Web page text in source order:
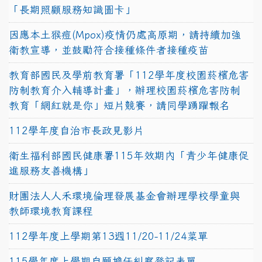
「長期照顧服務知識圖卡」
因應本土猴痘(Mpox)疫情仍處高原期，請持續加強
衛教宣導，並鼓勵符合接種條件者接種疫苗
教育部國民及學前教育署「112學年度校園菸檳危害
防制教育介入輔導計畫」，辦理校園菸檳危害防制
教育「網紅就是你」短片競賽，請同學踴躍報名
112學年度自治市長政見影片
衛生福利部國民健康署115年效期內「青少年健康促
進服務友善機構」
財團法人人禾環境倫理發展基金會辦理學校學童與
教師環境教育課程
112學年度上學期第13週11/20-11/24菜單